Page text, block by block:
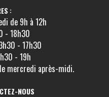
:
de 9h à 12h
- 18h30
- 17h30
- 19h
mercredi après-midi.
NOUS